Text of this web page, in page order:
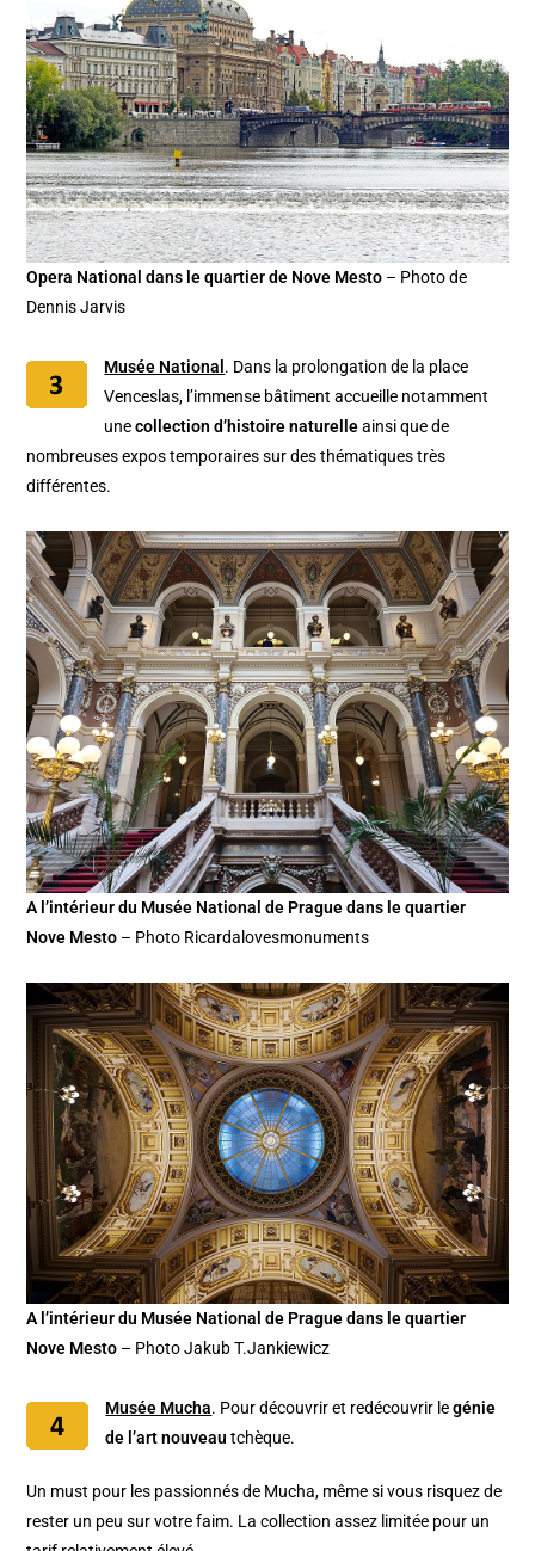
Opera National dans le quartier de Nove Mesto – Photo de
Dennis Jarvis
Musée National . Dans la prolongation de la place
Venceslas, l’immense bâtiment accueille notamment
unecollection d’histoire naturelleainsi que de
nombreuses expos temporaires sur des thématiques très
différentes.
A l’intérieur du Musée National de Prague dans le quartier
Nove Mesto – Photo Ricardalovesmonuments
A l’intérieur du Musée National de Prague dans le quartier
Nove Mesto – Photo Jakub T.Jankiewicz
Musée Mucha. Pour découvrir et redécouvrir legénie
de l’art nouveau tchèque.
Un must pour les passionnés de Mucha, même si vous risquez de
rester un peu sur votre faim. La collection assez limitée pour un